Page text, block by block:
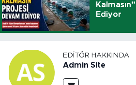
Ediyor
EDITÖR HAKKINDA
Admin Site